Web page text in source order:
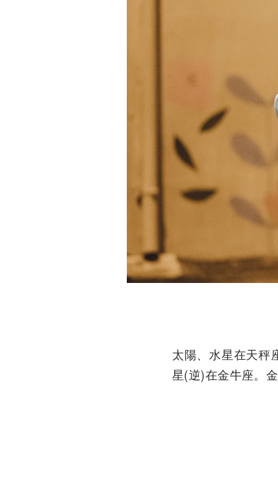
太陽、水星在天秤
星(逆)在金牛座。